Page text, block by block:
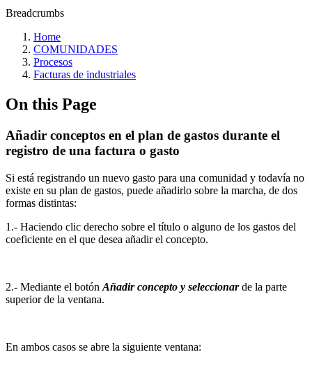
Breadcrumbs
Home
COMUNIDADES
Procesos
Facturas de industriales
On this Page
Añadir conceptos en el plan de gastos durante el
registro de una factura o gasto
Si está registrando un nuevo gasto para una comunidad y todavía no
existe en su plan de gastos, puede añadirlo sobre la marcha, de dos
formas distintas:
1.- Haciendo clic derecho sobre el título o alguno de los gastos del
coeficiente en el que desea añadir el concepto.
2.- Mediante el botón Añadir concepto y seleccionarde la parte
superior de la ventana.
En ambos casos se abre la siguiente ventana: